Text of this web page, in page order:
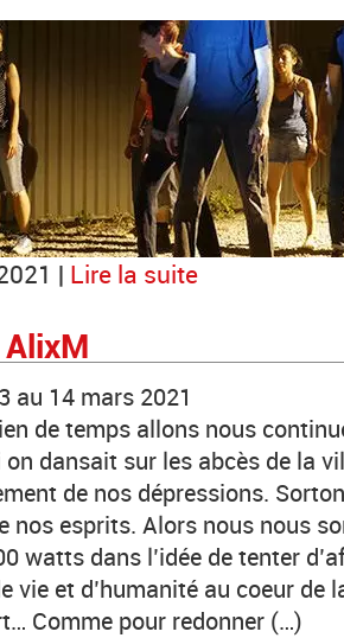
| Lire la suite
au 14 mars 2021
de temps allons nous
dansait sur les abcès de la
de nos dépressions.
nos esprits. Alors nous nous
watts dans l’idée de tenter
vie et d’humanité au coeur de
Comme pour redonner (…)